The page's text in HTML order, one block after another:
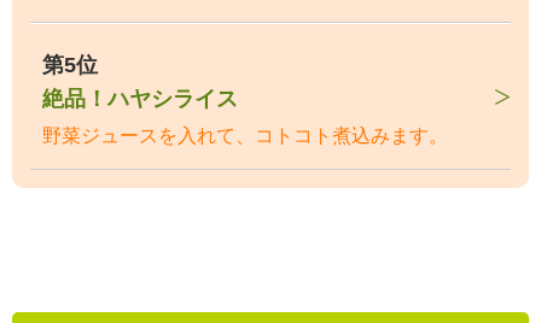
第5位
絶品！ハヤシライス
野菜ジュースを入れて、コトコト煮込みます。